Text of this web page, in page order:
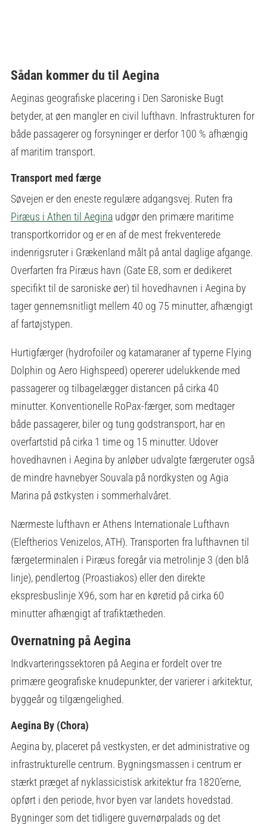
Sådan kommer du til Aegina
Aeginas geografiske placering i Den Saroniske Bugt
betyder, at øen mangler en civil lufthavn. Infrastrukturen for
både passagerer og forsyninger er derfor 100 % afhængig
af maritim transport.
Transport med færge
Søvejen er den eneste regulære adgangsvej. Ruten fra
Piræus i Athen til Aeginaudgør den primære maritime
transportkorridor og er en af de mest frekventerede
indenrigsruter i Grækenland målt på antal daglige afgange.
Overfarten fra Piræus havn (Gate E8, som er dedikeret
specifikt til de saroniske øer) til hovedhavnen i Aegina by
tager gennemsnitligt mellem 40 og 75 minutter, afhængigt
af fartøjstypen.
Hurtigfærger (hydrofoiler og katamaraner af typerne Flying
Dolphin og Aero Highspeed) opererer udelukkende med
passagerer og tilbagelægger distancen på cirka 40
minutter. Konventionelle RoPax-færger, som medtager
både passagerer, biler og tung godstransport, har en
overfartstid på cirka 1 time og 15 minutter. Udover
hovedhavnen i Aegina by anløber udvalgte færgeruter også
de mindre havnebyer Souvala på nordkysten og Agia
Marina på østkysten i sommerhalvåret.
Nærmeste lufthavn er Athens Internationale Lufthavn
(Eleftherios Venizelos, ATH). Transporten fra lufthavnen til
færgeterminalen i Piræus foregår via metrolinje 3 (den blå
linje), pendlertog (Proastiakos) eller den direkte
ekspresbuslinje X96, som har en køretid på cirka 60
minutter afhængigt af trafiktætheden.
Overnatning på Aegina
Indkvarteringssektoren på Aegina er fordelt over tre
primære geografiske knudepunkter, der varierer i arkitektur,
byggeår og tilgængelighed.
Aegina By (Chora)
Aegina by, placeret på vestkysten, er det administrative og
infrastrukturelle centrum. Bygningsmassen i centrum er
stærkt præget af nyklassicistisk arkitektur fra 1820’erne,
opført i den periode, hvor byen var landets hovedstad.
Bygninger som det tidligere guvernørpalads og det